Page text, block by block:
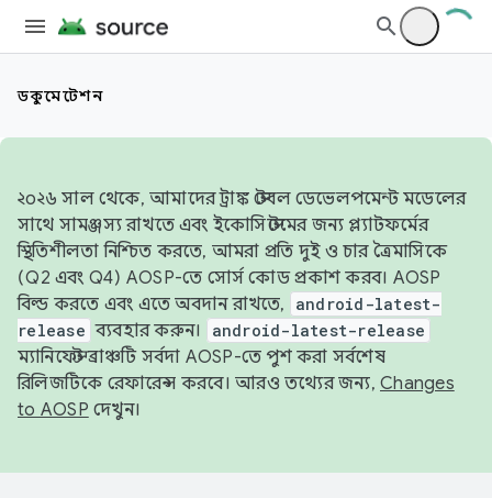
ডকুমেন্টেশন
২০২৬ সাল থেকে, আমাদের ট্রাঙ্ক স্টেবল ডেভেলপমেন্ট মডেলের
সাথে সামঞ্জস্য রাখতে এবং ইকোসিস্টেমের জন্য প্ল্যাটফর্মের
স্থিতিশীলতা নিশ্চিত করতে, আমরা প্রতি দুই ও চার ত্রৈমাসিকে
(Q2 এবং Q4) AOSP-তে সোর্স কোড প্রকাশ করব। AOSP
বিল্ড করতে এবং এতে অবদান রাখতে,
android-latest-
release ব্যবহার করুন। android-latest-release
ম্যানিফেস্ট ব্রাঞ্চটি সর্বদা AOSP-তে পুশ করা সর্বশেষ
রিলিজটিকে রেফারেন্স করবে। আরও তথ্যের জন্য, Changes
to AOSP দেখুন।